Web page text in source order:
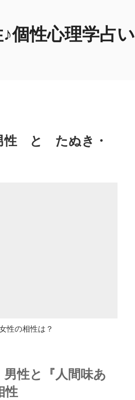
個性心理学占い
性 と たぬき・
性の相性は？
男性と『人間味あ
性